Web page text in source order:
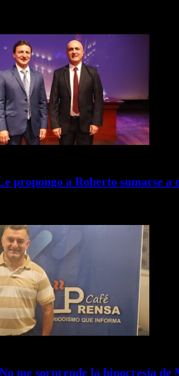
propongo a Roberto sumarse a
me sorprende la hipocresía